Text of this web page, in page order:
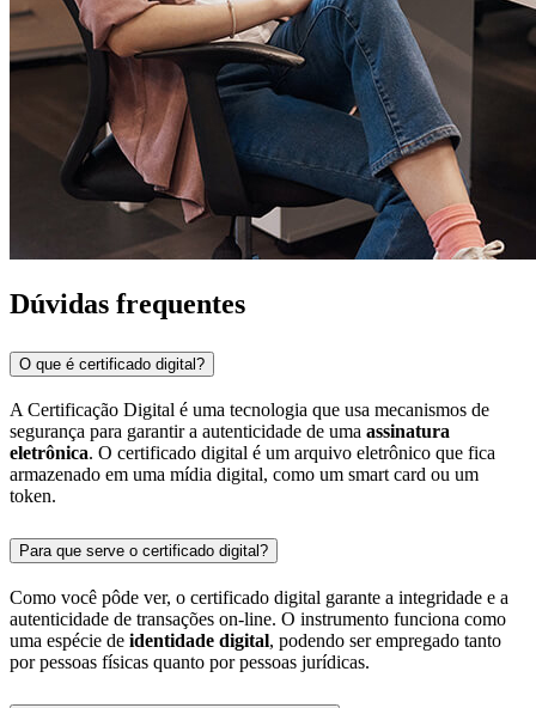
Dúvidas frequentes
O que é certificado digital?
A Certificação Digital é uma tecnologia que usa mecanismos de
segurança para garantir a autenticidade de uma assinatura
eletrônica. O certificado digital é um arquivo eletrônico que fica
armazenado em uma mídia digital, como um smart card ou um
token.
Para que serve o certificado digital?
Como você pôde ver, o certificado digital garante a integridade e a
autenticidade de transações on-line. O instrumento funciona como
uma espécie de identidade digital, podendo ser empregado tanto
por pessoas físicas quanto por pessoas jurídicas.